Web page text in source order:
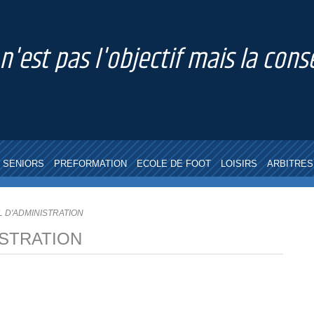
pas l'objectif mais la
SENIORS PREFORMATION ECOLE DE FOOT LOISIRS ARBITRES
D'ADMINISTRATION